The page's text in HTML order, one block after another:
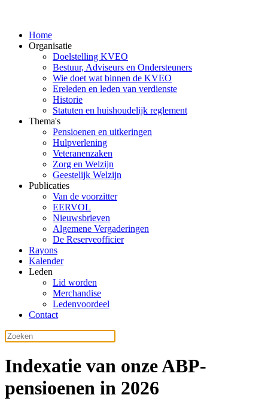
Home
Organisatie
Doelstelling KVEO
Bestuur, Adviseurs en Ondersteuners
Wie doet wat binnen de KVEO
Ereleden en leden van verdienste
Historie
Statuten en huishoudelijk reglement
Thema's
Pensioenen en uitkeringen
Hulpverlening
Veteranenzaken
Zorg en Welzijn
Geestelijk Welzijn
Publicaties
Van de voorzitter
EERVOL
Nieuwsbrieven
Algemene Vergaderingen
De Reserveofficier
Rayons
Kalender
Leden
Lid worden
Merchandise
Ledenvoordeel
Contact
Indexatie van onze ABP-
pensioenen in 2026